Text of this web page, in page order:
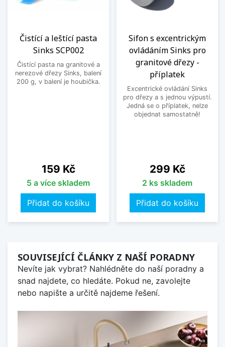
Čistící a leštící pasta
Sinks SCP002
Čistící pasta na granitové a
nerezové dřezy Sinks, balení
200 g, v balení je houbička.
Cena
159 Kč
5 a více skladem
Přidat do košíku
Sifon s excentrickým
ovládáním Sinks pro
granitové dřezy -
příplatek
Excentrické ovládání Sinks
pro dřezy a s jednou výpustí.
Jedná se o příplatek, nelze
objednat samostatně!
Cena
299 Kč
2 ks skladem
Přidat do košíku
SOUVISEJÍCÍ ČLÁNKY Z NAŠÍ PORADNY
Nevíte jak vybrat? Nahlédněte do naší poradny a
snad najdete, co hledáte. Pokud ne, zavolejte
nebo napište a určitě najdeme řešení.